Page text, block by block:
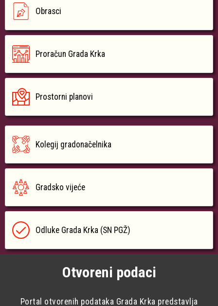
Obrasci
Proračun Grada Krka
Prostorni planovi
Kolegij gradonačelnika
Gradsko vijeće
Odluke Grada Krka (SN PGŽ)
Otvoreni podaci
Portal otvorenih podataka Grada Krka predstavlja